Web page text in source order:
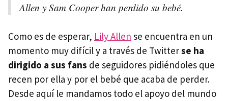
Allen y Sam Cooper han perdido su bebé.
Como es de esperar, Lily Allen se encuentra en un
momento muy difícil y a través de Twitterse ha
dirigido a sus fans de seguidores pidiéndoles que
recen por ella y por el bebé que acaba de perder.
Desde aquí le mandamos todo el apoyo del mundo